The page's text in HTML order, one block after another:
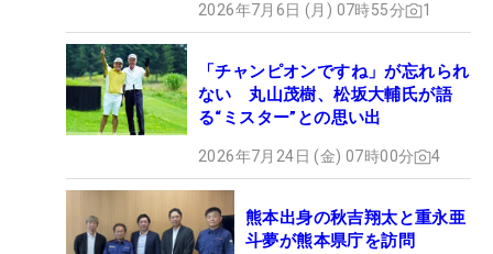
2026年7月6日 (月) 07時55分 1
「チャンピオンですね」が忘れられ
ない 丸山茂樹、松坂大輔氏が語
る“ミスター”との思い出
2026年7月24日 (金) 07時00分 4
熊本出身の秋吉翔太と重永亜
斗夢が熊本県庁を訪問